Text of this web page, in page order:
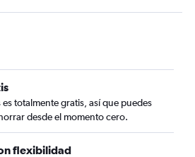
totalmente gratis, así que puedes
desde el momento cero.
flexibilidad